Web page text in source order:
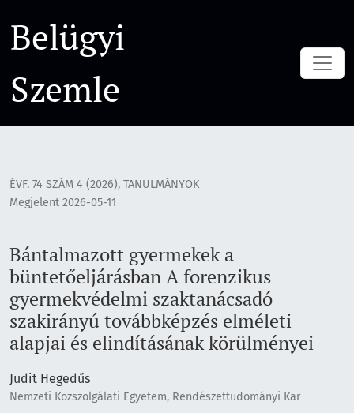
Belügyi
Szemle
ÉVF. 74 SZÁM 4 (2026), TANULMÁNYOK
Bántalmazott gyermekek a
büntetőeljárásban A forenzikus
gyermekvédelmi szaktanácsadó
szakirányú továbbképzés elméleti
alapjai és elindításának körülményei
Megjelent 2026-05-11
Judit Hegedűs
Nemzeti Közszolgálati Egyetem, Rendészettudományi Kar